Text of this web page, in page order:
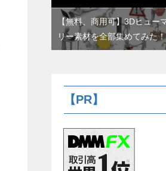
【無料、商用可】3Dヒュー
リー素材を全部集めてみた！
【PR】